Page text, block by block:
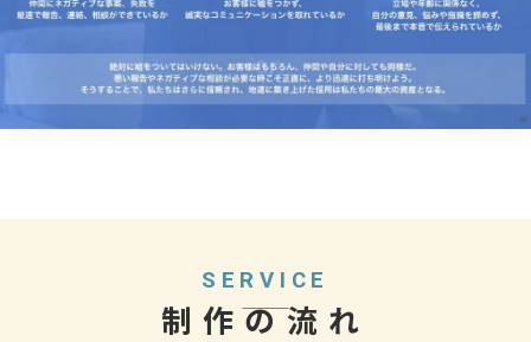
SERVICE
制作の流れ